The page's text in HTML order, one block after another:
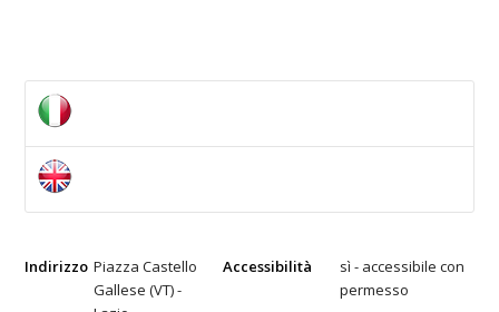
Indirizzo Piazza Castello
Gallese (VT) -
Accessibilità
sì - accessibile con
permesso